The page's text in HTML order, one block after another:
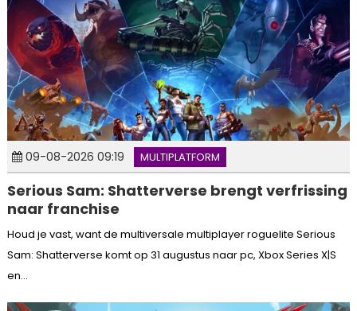
09-08-2026 09:19 MULTIPLATFORM
Serious Sam: Shatterverse brengt verfrissing
naar franchise
Houd je vast, want de multiversale multiplayer roguelite Serious
Sam: Shatterverse komt op 31 augustus naar pc, Xbox Series X|S
en...